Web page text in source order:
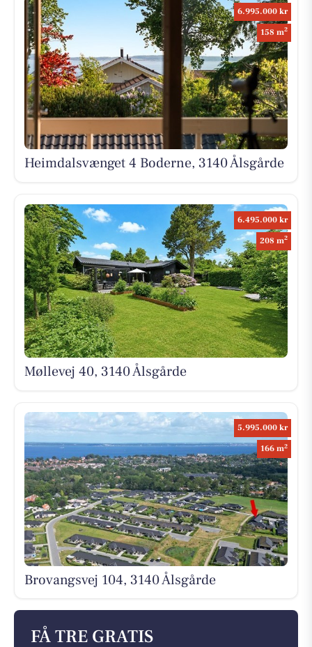
6.995.000 kr
158 m2
Heimdalsvænget 4 Boderne, 3140 Ålsgårde
6.495.000 kr
208 m2
Møllevej 40, 3140 Ålsgårde
5.995.000 kr
166 m2
Brovangsvej 104, 3140 Ålsgårde
FÅ TRE GRATIS